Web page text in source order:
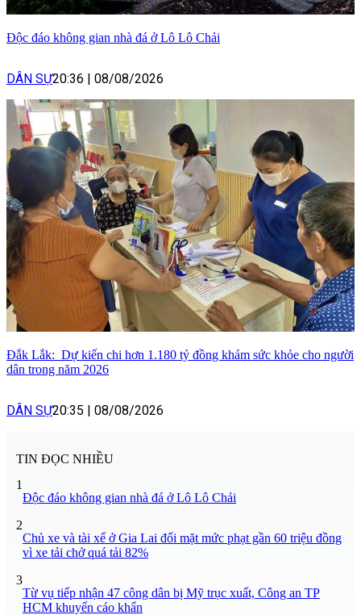
Độc đáo không gian nhà đá ở Lô Lô Chải
DÂN SỰ20:36 | 08/08/2026
Đắk Lắk: Dự kiến chi hơn 1.180 tỷ đồng khám sức khỏe cho người
dân trong năm 2026
DÂN SỰ20:35 | 08/08/2026
TIN ĐỌC NHIỀU
1
Độc đáo không gian nhà đá ở Lô Lô Chải
2
Chủ xe và tài xế ở Gia Lai đối mặt mức phạt gần 60 triệu đồng
vì xe tải chở quá tải 82%
3
Từ vụ tiếp nhận 47 công dân bị Mỹ trục xuất, Công an TP
HCM khuyến cáo khẩn